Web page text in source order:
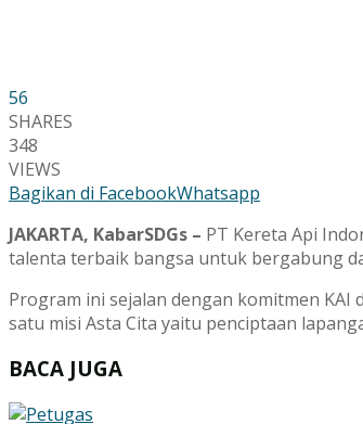
56
SHARES
348
VIEWS
Bagikan di FacebookWhatsapp
JAKARTA, KabarSDGs – PT Kereta Api
talenta terbaik bangsa untuk bergabung
Program ini sejalan dengan komitmen
satu misi Asta Cita yaitu penciptaan
BACA JUGA